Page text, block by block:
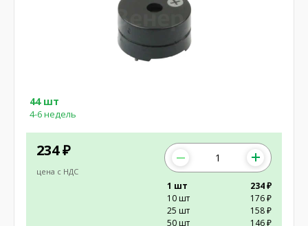
234 ₽
цена с НДС
44 шт
4-6 недель
1 шт
234 ₽
10 шт
176 ₽
25 шт
158 ₽
50 шт
146 ₽